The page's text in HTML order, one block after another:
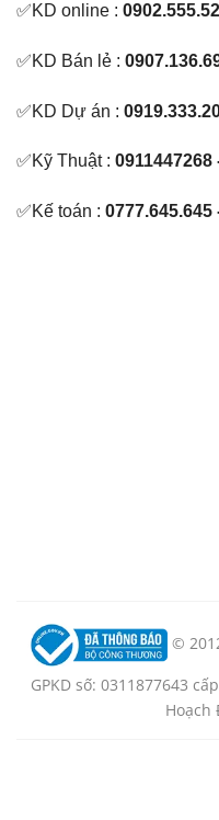
✅KD online :
✅KD Bán lẻ :
✅KD Dự án :
✅Kỹ Thuật : 0911447268
✅Kế toán : 0777.645.645
©
GPKD số: 0311877643
Hoạch